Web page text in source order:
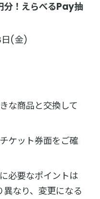
分！えらべるPay抽
(金)
な商品と交換して
ケット券面をご確
必要なポイントは
なり、変更になる